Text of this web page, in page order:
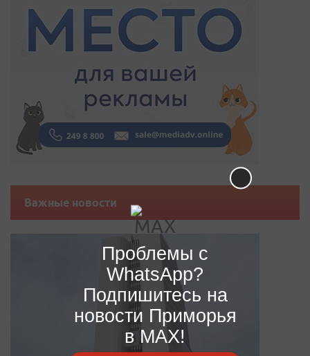
Важные новости
Проблемы с
WhatsApp?
Подпишитесь на
новости Приморья
в MAX!